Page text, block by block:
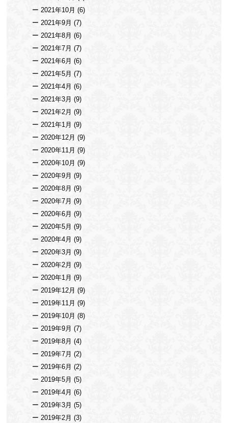
2021年10月 (6)
2021年9月 (7)
2021年8月 (6)
2021年7月 (7)
2021年6月 (6)
2021年5月 (7)
2021年4月 (6)
2021年3月 (9)
2021年2月 (9)
2021年1月 (9)
2020年12月 (9)
2020年11月 (9)
2020年10月 (9)
2020年9月 (9)
2020年8月 (9)
2020年7月 (9)
2020年6月 (9)
2020年5月 (9)
2020年4月 (9)
2020年3月 (9)
2020年2月 (9)
2020年1月 (9)
2019年12月 (9)
2019年11月 (9)
2019年10月 (8)
2019年9月 (7)
2019年8月 (4)
2019年7月 (2)
2019年6月 (2)
2019年5月 (5)
2019年4月 (6)
2019年3月 (5)
2019年2月 (3)